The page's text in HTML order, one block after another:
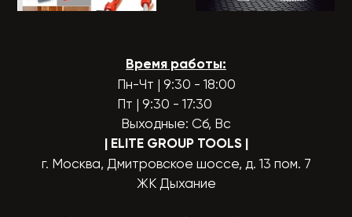
Время работы:
Пн-Чт | 9:30 - 18:00
Пт | 9:30 - 17:30
Выходные: Сб, Вс
| ELITE GROUP TOOLS |
г. Москва, Дмитровское шоссе, д. 13 пом. 7
ЖК Дыхание